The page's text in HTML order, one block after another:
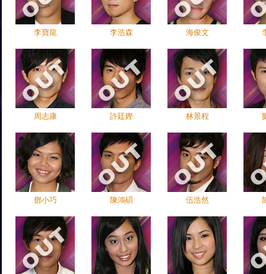
李寶龍 李浩森 海俊文
周志康 許廷鏗 林景程
鄧小巧 陳鴻碩 伍浩然